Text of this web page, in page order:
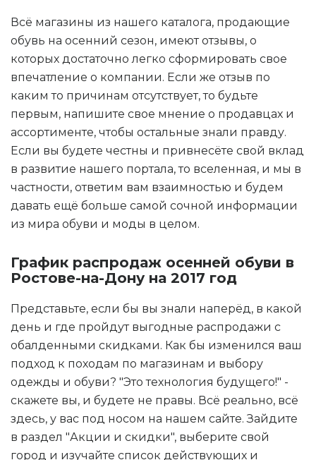
Всё магазины из нашего каталога, продающие
обувь на осенний сезон, имеют отзывы, о
которых достаточно легко сформировать свое
впечатление о компании. Если же отзыв по
каким то причинам отсутствует, то будьте
первым, напишите свое мнение о продавцах и
ассортименте, чтобы остальные знали правду.
Если вы будете честны и привнесёте свой вклад
в развитие нашего портала, то вселенная, и мы в
частности, ответим вам взаимностью и будем
давать ещё больше самой сочной информации
из мира обуви и моды в целом.
График распродаж осенней обуви в
Ростове-на-Дону на 2017 год
Представьте, если бы вы знали наперёд, в какой
день и где пройдут выгодные распродажи с
обалденными скидками. Как бы изменился ваш
подход к походам по магазинам и выбору
одежды и обуви? "Это технология будущего!" -
скажете вы, и будете не правы. Всё реально, всё
здесь, у вас под носом на нашем сайте. Зайдите
в раздел "Акции и скидки", выберите свой
город и изучайте список действующих и